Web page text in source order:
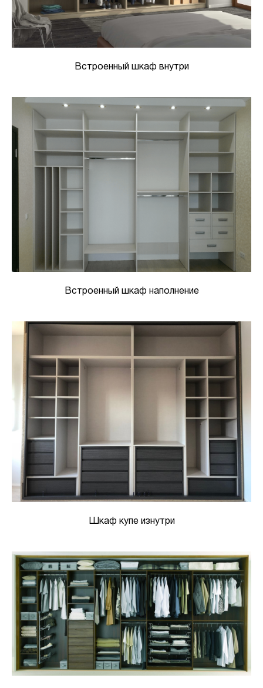
Встроенный шкаф внутри
Встроенный шкаф наполнение
Шкаф купе изнутри